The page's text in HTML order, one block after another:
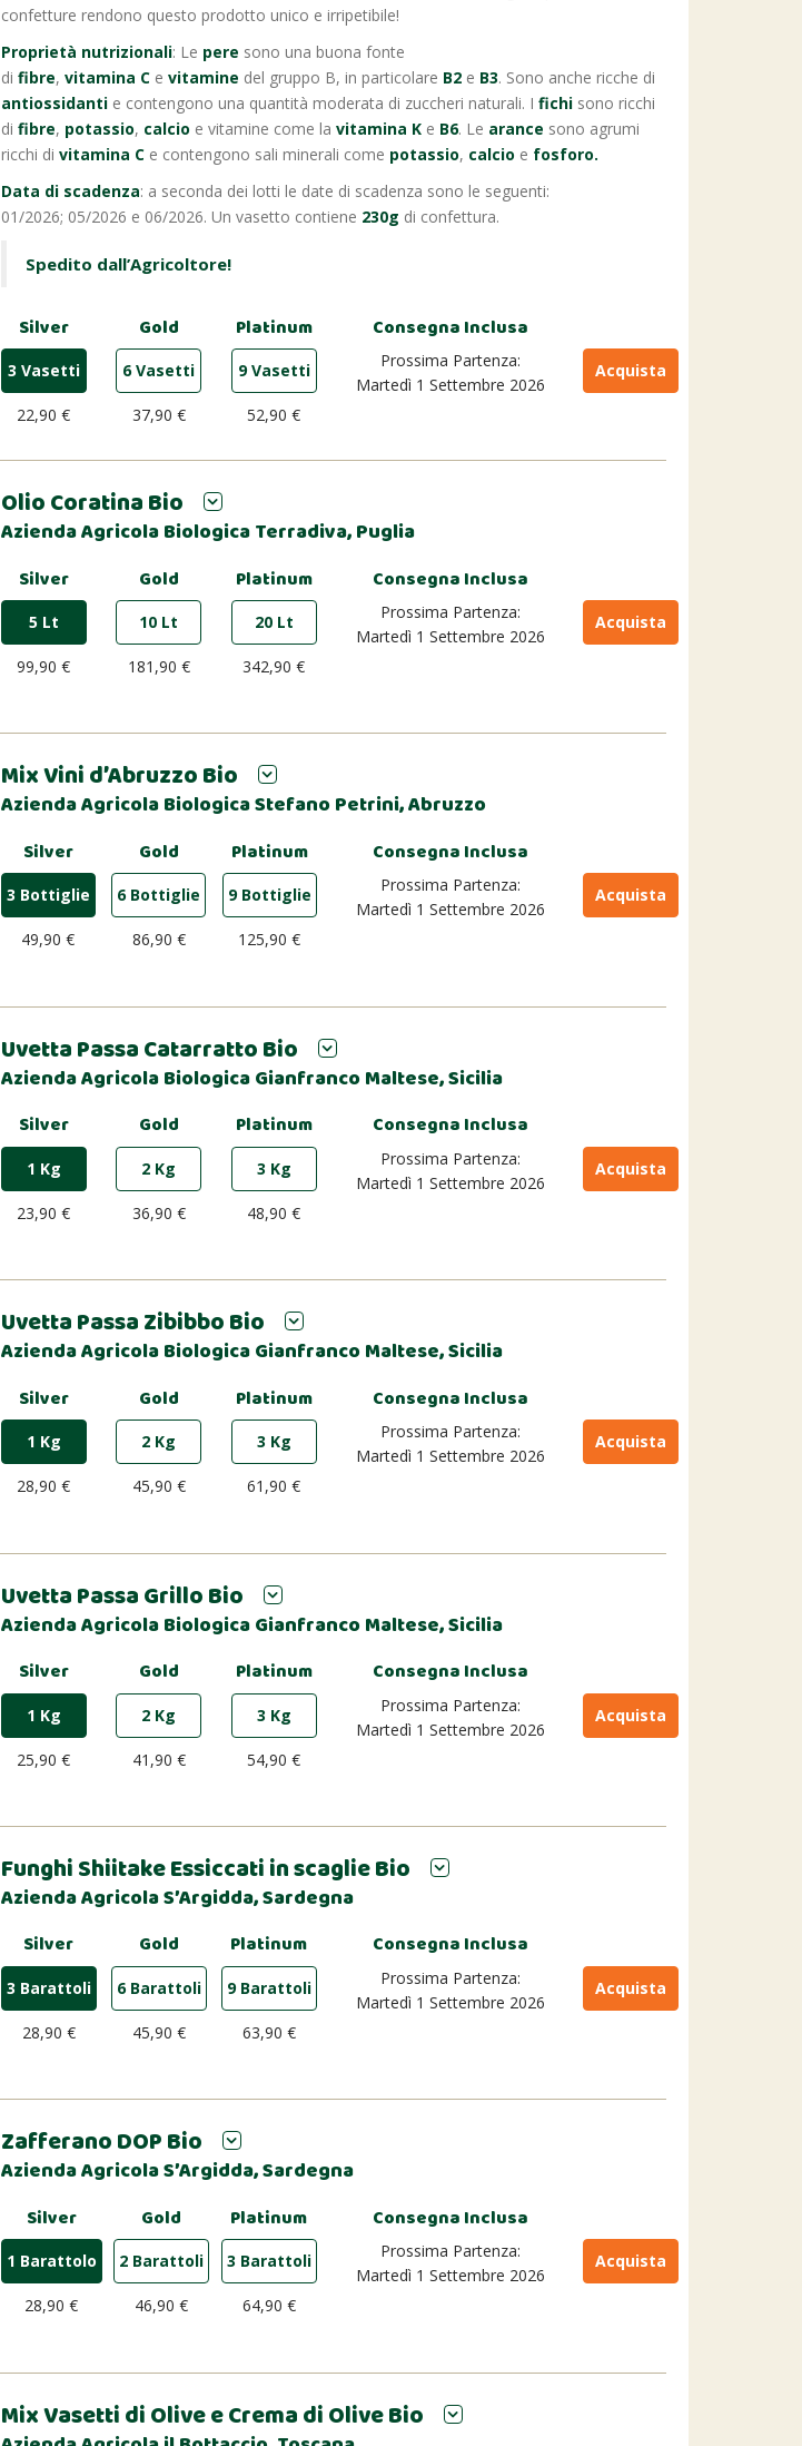
confetture rendono questo prodotto unico e irripetibile!
Proprietà nutrizionali: Le pere sono una buona fonte
di fibre, vitamina Ce vitamine del gruppo B, in particolare B2 e B3. Sono anche ricche di
antiossidantie contengono una quantità moderata di zuccheri naturali. I fichi sono ricchi
di fibre, potassio, calcio e vitamine come la vitamina K e B6. Le arance sono agrumi
ricchi di vitamina Ce contengono sali minerali come potassio, calcio e fosforo.
Data di scadenza: a seconda dei lotti le date di scadenza sono le seguenti:
01/2026; 05/2026 e 06/2026. Un vasetto contiene 230g di confettura.
Spedito dall’Agricoltore!
Silver
3 Vasetti
22,90 €
Gold
6 Vasetti
37,90 €
Platinum
9 Vasetti
52,90 €
Consegna Inclusa
Prossima Partenza:
Martedì 1 Settembre 2026
Acquista
Olio Coratina Bio
Azienda Agricola Biologica Terradiva, Puglia
Silver
5 Lt
99,90 €
Gold
10 Lt
181,90 €
Platinum
20 Lt
342,90 €
Consegna Inclusa
Prossima Partenza:
Martedì 1 Settembre 2026
Acquista
Mix Vini d’Abruzzo Bio
Azienda Agricola Biologica Stefano Petrini, Abruzzo
Silver
3 Bottiglie
49,90 €
Gold
6 Bottiglie
86,90 €
Platinum
9 Bottiglie
125,90 €
Consegna Inclusa
Prossima Partenza:
Martedì 1 Settembre 2026
Acquista
Uvetta Passa Catarratto Bio
Azienda Agricola Biologica Gianfranco Maltese, Sicilia
Silver
1 Kg
23,90 €
Gold
2 Kg
36,90 €
Platinum
3 Kg
48,90 €
Consegna Inclusa
Prossima Partenza:
Martedì 1 Settembre 2026
Acquista
Uvetta Passa Zibibbo Bio
Azienda Agricola Biologica Gianfranco Maltese, Sicilia
Silver
1 Kg
28,90 €
Gold
2 Kg
45,90 €
Platinum
3 Kg
61,90 €
Consegna Inclusa
Prossima Partenza:
Martedì 1 Settembre 2026
Acquista
Uvetta Passa Grillo Bio
Azienda Agricola Biologica Gianfranco Maltese, Sicilia
Silver
1 Kg
25,90 €
Gold
2 Kg
41,90 €
Platinum
3 Kg
54,90 €
Consegna Inclusa
Prossima Partenza:
Martedì 1 Settembre 2026
Acquista
Funghi Shiitake Essiccati in scaglie Bio
Azienda Agricola S’Argidda, Sardegna
Silver
3 Barattoli
28,90 €
Gold
6 Barattoli
45,90 €
Platinum
9 Barattoli
63,90 €
Consegna Inclusa
Prossima Partenza:
Martedì 1 Settembre 2026
Acquista
Zafferano DOP Bio
Azienda Agricola S’Argidda, Sardegna
Silver
1 Barattolo
28,90 €
Gold
2 Barattoli
46,90 €
Platinum
3 Barattoli
64,90 €
Consegna Inclusa
Prossima Partenza:
Martedì 1 Settembre 2026
Acquista
Mix Vasetti di Olive e Crema di Olive Bio